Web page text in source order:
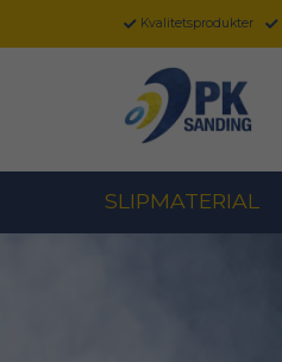
Kvalitetsprodukter
SLIPMATERIAL